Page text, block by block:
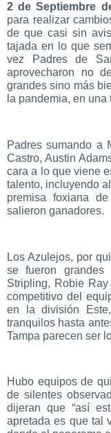
2 de Septiembre
para realizar
de que casi sin
tajada en lo que
vez Padres de
aprovecharon no
grandes sino más
la pandemia, en
Padres sumando a
Castro, Austin
cara a lo que viene
talento, incluyendo
premisa foxiana
salieron ganadores.
Los Azulejos, por
se fueron
Stripling, Robie
competitivo del
en la división
tranquilos hasta
Tampa parecen ser
Hubo equipos de
de silentes
dijeran que “así
apretada es que tal